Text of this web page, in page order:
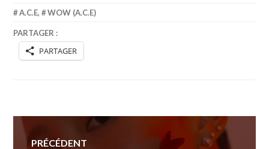
A.C.E, WOW (A.C.E)
PARTAGER :
PARTAGER
Navigation
PRÉCÉDENT